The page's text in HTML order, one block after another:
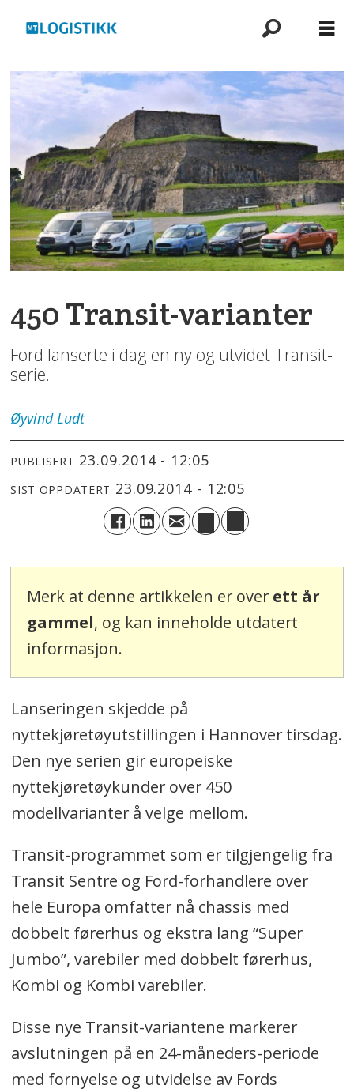
450 Transit-varianter
Ford lanserte i dag en ny og utvidet Transit-
serie.
Øyvind Ludt
PUBLISERT 23.09.2014 - 12:05
SIST OPPDATERT 23.09.2014 - 12:05
Merk at denne artikkelen er over ett år
gammel, og kan inneholde utdatert
informasjon.
Lanseringen skjedde på
nyttekjøretøyutstillingen i Hannover tirsdag.
Den nye serien gir europeiske
nyttekjøretøykunder over 450
modellvarianter å velge mellom.
Transit-programmet som er tilgjengelig fra
Transit Sentre og Ford-forhandlere over
hele Europa omfatter nå chassis med
dobbelt førerhus og ekstra lang “Super
Jumbo”, varebiler med dobbelt førerhus,
Kombi og Kombi varebiler.
Disse nye Transit-variantene markerer
avslutningen på en 24-måneders-periode
med fornyelse og utvidelse av Fords